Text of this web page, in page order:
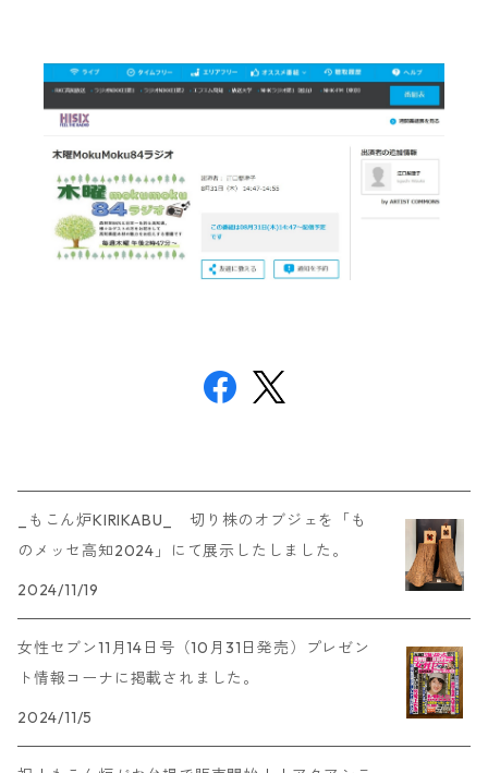
_もこん炉KIRIKABU_ 切り株のオブジェを「も
のメッセ高知2024」にて展示したしました。
2024/11/19
女性セブン11月14日号（10月31日発売）プレゼン
ト情報コーナに掲載されました。
2024/11/5